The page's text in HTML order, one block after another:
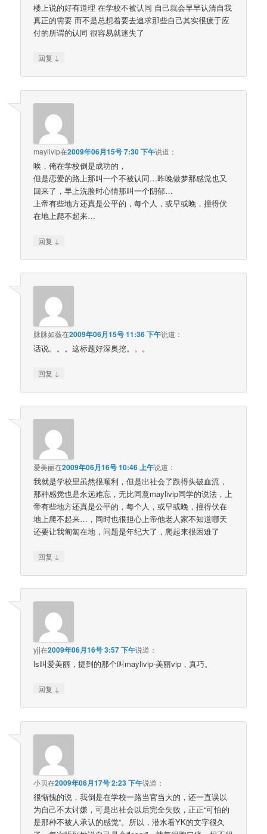
楼上说的好有道理 在学校不被认同 自己就会早早认清自我
真正的需要 而不是总想着要去追求那些自己其实很疲于应
付的所谓的认同 很容易就迷失了
回复 ↓
maylivip在2009年06月15号 7:30 下午说道：
唉，俺在学校倒是成功的，
但是恋爱的路上那叫一个不被认同…昨晚做梦那感觉也又
回来了，早上洗脸时心情那叫一个阴郁…
上帝有些地方还真是公平的，每个人，或早或晚，撞得伏
在地上爬不起来…
回复 ↓
脉脉如薇在2009年06月15号 11:36 下午说道：
话说。。。这标题好深奥挖。。。
回复 ↓
爱美丽在2009年06月16号 10:46 上午说道：
我就是学校里虽然很顺利，但是出社会了跌得头破血流，
那种感觉也是永远难忘，无比同意maylivip同学的说法，上
帝有些地方还真是公平的，每个人，或早或晚，撞得伏在
地上爬不起来…，同时也很担心上帝他老人家不知道哪天
还要让我匍匐在地，问题是年纪大了，爬起来很困难了
回复 ↓
yjj在2009年06月16号 3:57 下午说道：
ls叫爱美丽，提到的那个叫maylivip-美丽vip，真巧。
回复 ↓
小贝在2009年06月17号 2:23 下午说道：
很惭愧的说，我倒是在学校一路当官当大的，还一直误以
为自己不太讨嫌，可是出社会以后完全失败，正正“可怕的
是那种不被人承认的感觉”。所以，潜水看YK的文字很久